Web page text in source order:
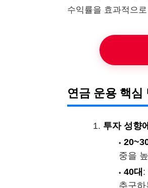
수익률을 효과적으
연금 운용 핵심
투자 성향
중을
40대 :
추구